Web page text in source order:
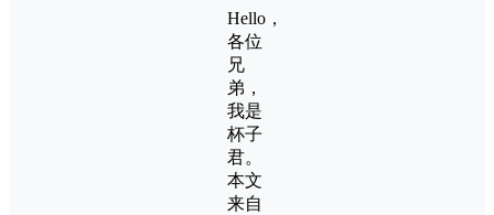
Hello，
各位
兄
弟，
我是
杯子
君。
本文
来自